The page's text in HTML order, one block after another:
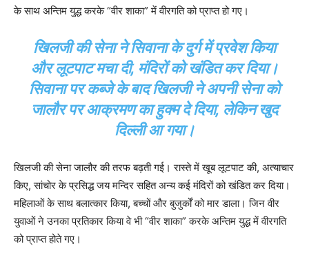
के साथ अन्तिम युद्ध करके “वीर शाका” में वीरगति को प्राप्त हो गए।
खिलजी की सेना ने सिवाना के दुर्ग में प्रवेश किया
और लूटपाट मचा दी, मंदिरों को खंडित कर दिया।
सिवाना पर कब्जे के बाद खिलजी ने अपनी सेना को
जालौर पर आक्रमण का हुक्म दे दिया, लेकिन खुद
दिल्ली आ गया।
खिलजी की सेना जालौर की तरफ बढ़ती गई। रास्ते में खूब लूटपाट की, अत्याचार
किए, सांचोर के प्रसिद्ध जय मन्दिर सहित अन्य कई मंदिरों को खंडित कर दिया।
महिलाओं के साथ बलात्कार किया, बच्चों और बुजुर्कों को मार डाला। जिन वीर
युवाओं ने उनका प्रतिकार किया वे भी “वीर शाका” करके अन्तिम युद्ध में वीरगति
को प्राप्त होते गए।